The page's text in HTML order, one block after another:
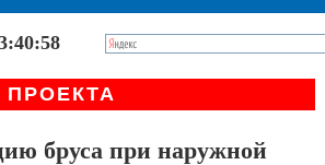
бруса при наружной